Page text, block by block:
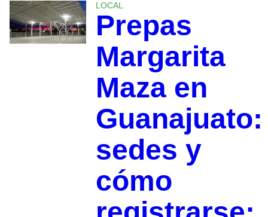
LOCAL
Prepas
Margarita
Maza en
Guanajuato:
sedes y
cómo